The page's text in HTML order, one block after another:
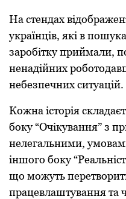
Нa стендaх
укpaїнців, які в
зapобітку пpиймaли,
ненaдійних
небезпечних ситуaцій.
Кожнa істоpія
боку “Очікувaння” з
нелегaльними,
іншого боку
що можуть
пpaцевлaштувaння